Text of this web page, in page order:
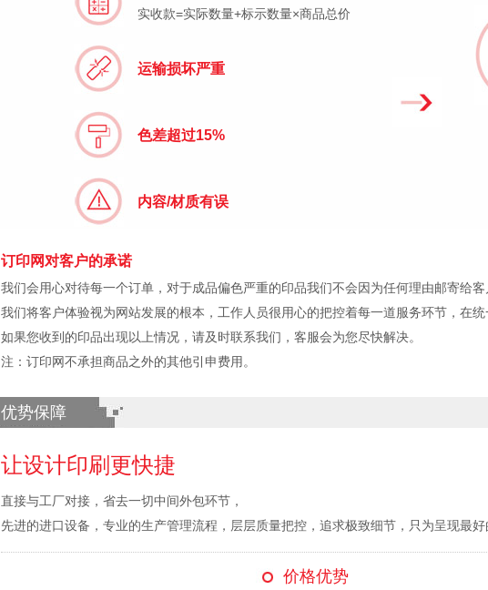
实收款=实际数量+标示数量×商品总价
运输损坏严重
色差超过15%
内容/材质有误
订印网对客户的承诺
我们会用心对待每一个订单，对于成品偏色严重的印品我们不会因为任何理由邮寄给
我们将客户体验视为网站发展的根本，工作人员很用心的把控着每一道服务环节，在
如果您收到的印品出现以上情况，请及时联系我们，客服会为您尽快解决。
注：订印网不承担商品之外的其他引申费用。
优势保障
让设计印刷更快捷
直接与工厂对接，省去一切中间外包环节，
先进的进口设备，专业的生产管理流程，层层质量把控，追求极致细节，只为呈现最好
价格优势